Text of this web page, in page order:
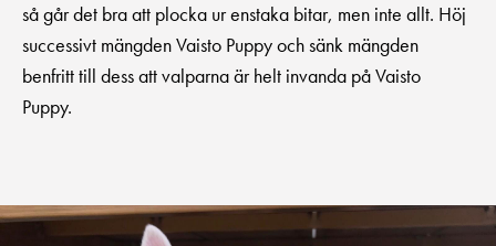
så går det bra att plocka ur enstaka bitar, men inte allt. Höj
successivt mängden Vaisto Puppy och sänk mängden
benfritt till dess att valparna är helt invanda på Vaisto
Puppy.